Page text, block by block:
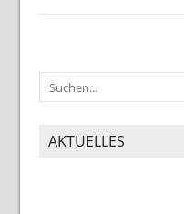
AKTUELLES